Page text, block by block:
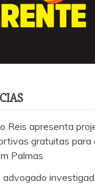
Reis apresenta
gratuitas para
Palmas
advogado